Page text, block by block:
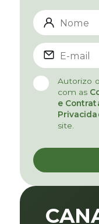
Autorizo
com as
e
site.